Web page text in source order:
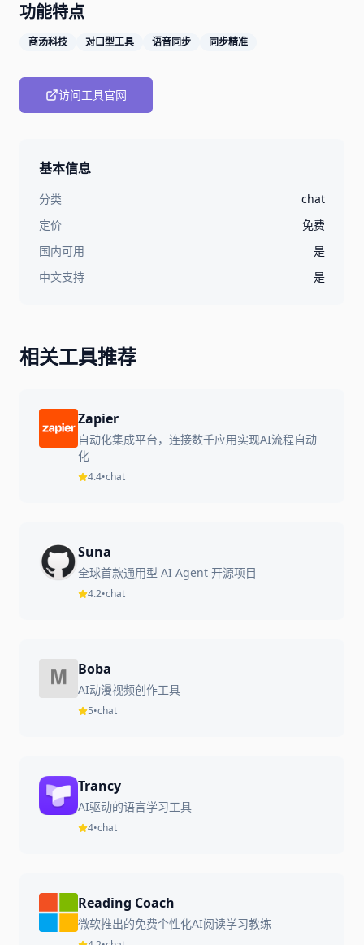
功能特点
商汤科技 对口型工具 语音同步 同步精准
访问工具官网
基本信息
分类
chat
定价
免费
国内可用
是
中文支持
是
相关工具推荐
Zapier
自动化集成平台，连接数千应用实现AI流程自动
化
4.4•chat
Suna
全球首款通用型 AI Agent 开源项目
4.2•chat
Boba
AI动漫视频创作工具
5•chat
Trancy
AI驱动的语言学习工具
4•chat
Reading Coach
微软推出的免费个性化AI阅读学习教练